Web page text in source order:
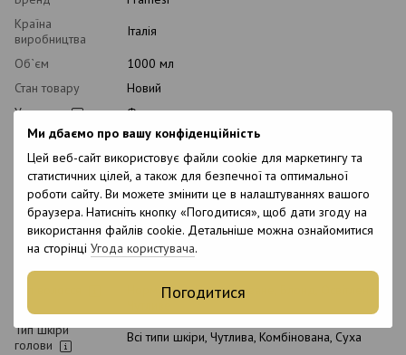
Ми дбаємо про вашу конфіденційність
Цей веб-сайт використовує файли cookie для маркетингу та
статистичних цілей, а також для безпечної та оптимальної
роботи сайту. Ви можете змінити це в налаштуваннях вашого
браузера. Натисніть кнопку «Погодитися», щоб дати згоду на
використання файлів cookie. Детальніше можна ознайомитися
на сторінці Угода користувача.
Погодитися
Країна
виробництва
Італія
Об`єм
1000 мл
Стан товару
Новий
Упаковка
Флакон
Рівень pH
5.0-5.5
Вид косметики
Шампунь
Класифікація
косметики
Професійна, Мас-маркет
Тип домашнього
догляду
Післяпроцедурний, Щоденний
Нормальне, Пофарбоване, Блонд, Освітлене,
Тип шкіри
голови
Всі типи шкіри, Чутлива, Комбінована, Суха